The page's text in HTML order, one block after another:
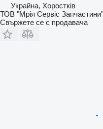
Украйна, Хоростків
ТОВ "Мрія Сервіс Запчастини"
Свържете се с продавача